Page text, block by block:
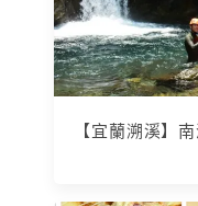
【宜蘭溯溪】